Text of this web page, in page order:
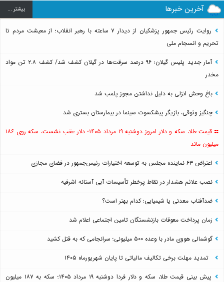
آخرین خبرها بيشتر ...
روایت رئیس جمهور پزشکیان از دیدار ۷ ساعته با رهبر انقلاب؛ از معیشت مردم تا
تحریم و انسجام ملی
آمار جدید پلیس گیلان؛ ۹۶ درصد سرقت‌ها در گیلان کشف شد/ کشف ۲.۸ تن مواد
مخدر
باغ وحش انزلی به دلیل نداشتن مجوز پلمب شد
چنگیز وثوقی، بازیگر پیشکسوت سینما در بیمارستان بستری شد
قیمت طلا، سکه و دلار امروز دوشنبه ۱۹ مرداد ۱۴۰۵؛ دلار عقب نشست، سکه روی ۱۸۶
میلیون ماند
اعتراض ۶۳ نماینده مجلس به توسعه اختیارات رئیس‌جمهور در فضای مجازی
نصب علائم هشدار در نقاط پرخطر تأسیسات آبی آستانه اشرفیه
ضدآفتاب‌ معدنی یا شیمیایی؛ کدام بهتر است؟
زمان پرداخت معوقات بازنشستگان تامین اجتماعی اعلام شد
گوشمالی هووی مادر با وعده ۵۰۰ میلیونی؛ سرانجامی که به قتل کشید
تمدید مهلت برخی تکالیف مالیاتی تا پایان شهریورماه ۱۴۰۵
پیش بینی قیمت طلا، سکه و دلار فردا دوشنبه ۱۹ مرداد ۱۴۰۵؛ سکه به ۱۸۷ میلیون